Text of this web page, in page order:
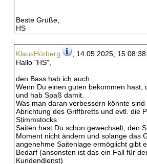
Beste Grüße,
HS
KlausHörberg
, 14.05.2025, 15:08:38
Hallo "HS",
den Bass hab ich auch.
Wenn Du einen guten bekommen hast,
und hab Spaß damit.
Was man daran verbessern könnte sind
Abrichtung des Griffbretts und evtl. die
Stimmstocks.
Saiten hast Du schon gewechselt, den
Moment nicht ändern und solange das
angenehme Saitenlage ermöglicht gibt
Bedarf (ansonsten ist das ein Fall für
Kundendienst)